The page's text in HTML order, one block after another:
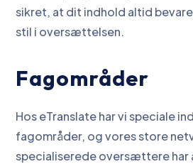
sikret, at dit indhold altid
stil i oversættelsen.
Fagområder
Hos eTranslate har vi speciale
fagområder, og vores store
specialiserede oversættere har